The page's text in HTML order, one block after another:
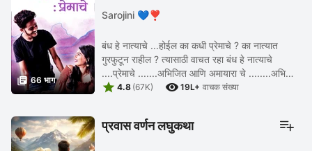
 66 भाग
Sarojini 💙❣️
बंध हे नात्याचे ...होईल का कधी प्रेमाचे ? का नात्यात
गुरफुटून राहील ? त्यासाठी वाचत रहा बंध हे नात्याचे
....प्रेमाचे .......अभिजित आणि अमायारा चे ........अभिजित
ने लावलेले आरोप आणि ते खोटे सिद्ध ...
 4.8 (67K)  19L+ वाचक संख्या
प्रवास वर्णन लघुकथा